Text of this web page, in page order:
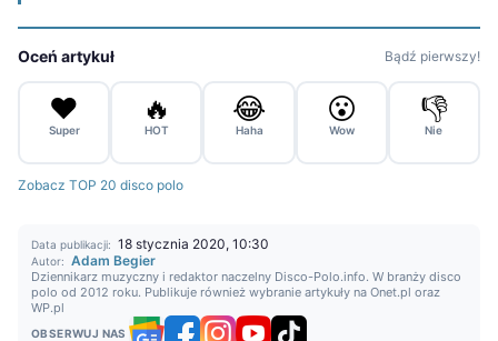
Oceń artykuł Bądź pierwszy!
❤️
Super
🔥
HOT
😂
Haha
😮
Wow
👎
Nie
Zobacz TOP 20 disco polo
Data publikacji: 18 stycznia 2020, 10:30
Autor: Adam Begier
Dziennikarz muzyczny i redaktor naczelny Disco-Polo.info. W branży disco
polo od 2012 roku. Publikuje również wybranie artykuły na Onet.pl oraz
WP.pl
OBSERWUJ NAS